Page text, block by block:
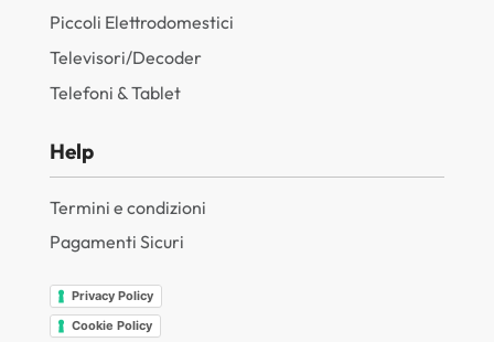
Piccoli Elettrodomestici
Televisori/Decoder
Telefoni & Tablet
Help
Termini e condizioni
Pagamenti Sicuri
Privacy Policy
Cookie Policy